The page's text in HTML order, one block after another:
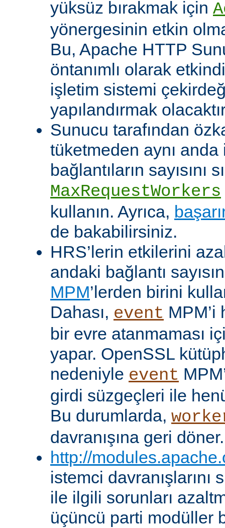
yüksüz bırakmak için
yönergesinin etkin
Bu, Apache HTTP
öntanımlı olarak
işletim sistemi
yapılandırmak
Sunucu tarafından
tüketmeden aynı
bağlantıların sayısını
MaxRequestWorkers
kullanın. Ayrıca,
de bakabilirsiniz.
HRS’lerin etkilerini
andaki bağlantı
MPM’lerden birini
Dahası, event MPM’i
bir evre atanmaması
yapar. OpenSSL
nedeniyle event
girdi süzgeçleri ile
Bu durumlarda,
davranışına geri döner.
http://
istemci davranışlarını
ile ilgili sorunları
üçüncü parti modüller